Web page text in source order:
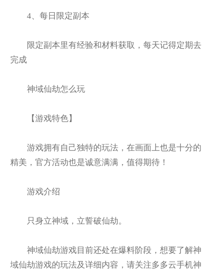
4 、每日限定副本
限定副本里有经验和材料获取，每天记得定期去
完成
神域仙劫怎么玩
【游戏特色】
游戏拥有自己独特的玩法，在画面上也是十分的
精美，官方活动也是诚意满满，值得期待！
游戏介绍
只身立神域，立誓破仙劫。
神域仙劫游戏目前还处在爆料阶段，想要了解神
域仙劫游戏的玩法及详细内容，请关注多多云手机神